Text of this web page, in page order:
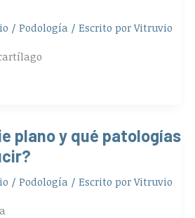
/ Podología/ Escrito porVitruvio
plano y qué patologías
/ Podología/ Escrito porVitruvio